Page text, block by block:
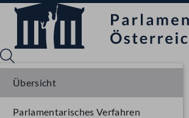
Übersicht
Parlamentarisches Verfahren